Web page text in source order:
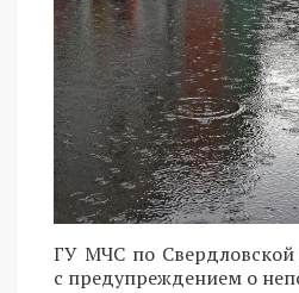
ГУ МЧС по Свердловской
с предупреждением о